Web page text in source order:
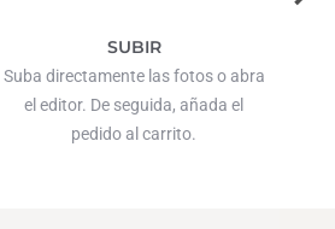
SUBIR
Suba directamente las fotos o abra
el editor. De seguida, añada el
pedido al carrito.